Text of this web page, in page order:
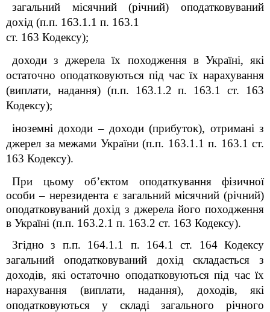
загальний місячний (річний) оподатковуваний
дохід (п.п. 163.1.1 п. 163.1
ст. 163 Кодексу);
доходи з джерела їх походження в Україні, які
остаточно оподатковуються під час їх нарахування
(виплати, надання) (п.п. 163.1.2п. 163.1 ст. 163
Кодексу);
іноземні доходи – доходи (прибуток), отримані з
джерел за межами України (п.п. 163.1.1 п. 163.1 ст.
163 Кодексу).
При цьому об’єктом оподаткування фізичної
особи – нерезидента є загальний місячний (річний)
оподатковуваний дохід з джерела його походження
в Україні (п.п. 163.2.1 п. 163.2 ст. 163 Кодексу).
Згідно з п.п. 164.1.1 п. 164.1 ст. 164 Кодексу
загальний оподатковуваний дохід складається з
доходів, які остаточно оподатковуються під час їх
нарахування (виплати, надання), доходів, які
оподатковуються у складі загального річного